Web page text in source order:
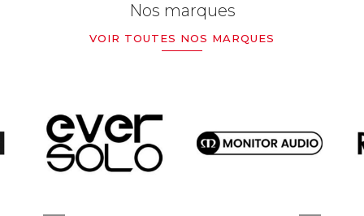
Nos marques
VOIR TOUTES NOS MARQUES